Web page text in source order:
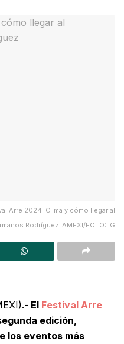
Arre 2024: Clima y cómo llegar al
Rodríguez. AMEXI/FOTO: IG
El Festival Arre
edición,
los eventos más